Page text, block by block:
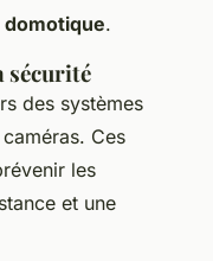
.
sécurité
des systèmes
Ces
les
et une